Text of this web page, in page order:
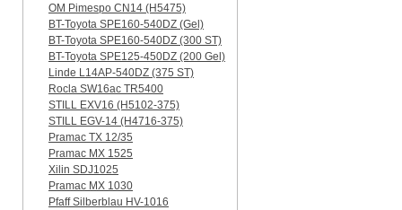
OM Pimespo CN14 (Н5475)
BT-Toyota SPE160-540DZ (Gel)
BT-Toyota SPE160-540DZ (300 ST)
BT-Toyota SPE125-450DZ (200 Gel)
Linde L14AP-540DZ (375 ST)
Rocla SW16ac TR5400
STILL EXV16 (H5102-375)
STILL EGV-14 (H4716-375)
Pramac TX 12/35
Pramac MX 1525
Xilin SDJ1025
Pramac MX 1030
Pfaff Silberblau HV-1016